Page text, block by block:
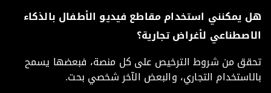
يمكنني استخدام مقاطع فيديو الأطفال بالذكاء
لأغراض تجارية؟
من شروط الترخيص على كل منصة، فبعضها يسمح
التجاري، والبعض الآخر شخصي بحت.